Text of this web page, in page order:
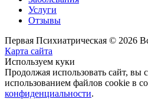
Услуги
Отзывы
Первая Психиатрическая © 2026
Карта сайта
Используем куки
Продолжая использовать сайт, вы
использованием файлов cookie в
конфиденциальности.